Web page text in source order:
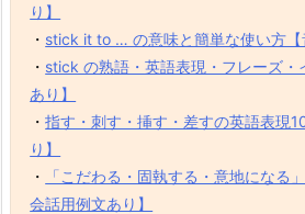
り】
・ stick it to … の意味と簡単な使い方【
・ stick の熟語・英語表現・フレーズ・
あり】
・指す・刺す・挿す・差すの英語表現
り】
・
「こだわる・固執する・意地になる
会話用例文あり】